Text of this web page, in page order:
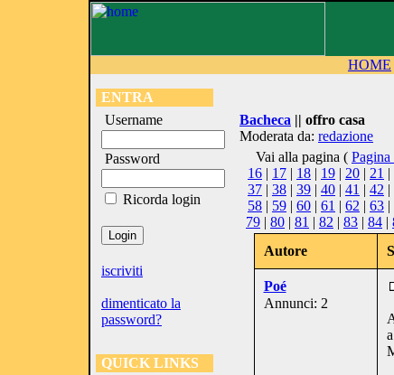
HOME
ENTRA
Username
Password
Ricorda login
iscriviti
dimenticato la
password?
QUICK LINKS
Bacheca || offro casa
Moderata da: redazione
Vai alla pagina ( Pagina
16 | 17 | 18 | 19 | 20 | 21 |
37 | 38 | 39 | 40 | 41 | 42 |
58 | 59 | 60 | 61 | 62 | 63 |
79 | 80 | 81 | 82 | 83 | 84 |
Autore
Poé
Annunci: 2